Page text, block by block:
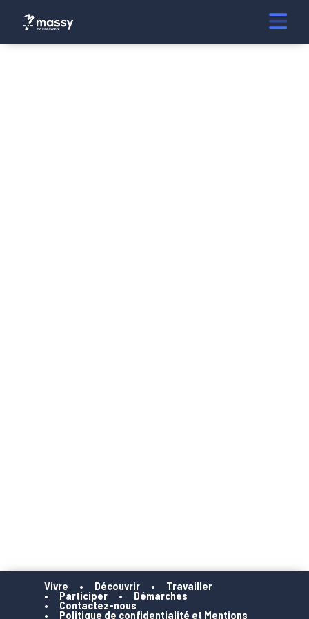
Vivre Découvrir
Travailler
Participer
Démarches
Contactez-nous
Politique de confidentialité et Mentions